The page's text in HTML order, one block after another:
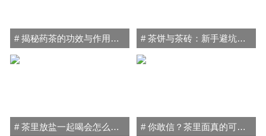
# 揭秘药茶的功效与作用禁忌：喝对健康加分，喝错小心伤身！ # 茶饼与茶砖：新手避坑指南，轻松搞懂普洱茶的秘密！
# 茶里放盐一起喝会怎么样？小心喝出"健康隐患"！ # 你敢信？茶里面真的可以放盐喝！原因和方法全在这